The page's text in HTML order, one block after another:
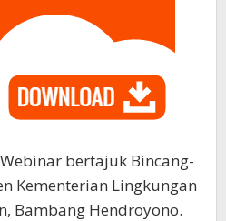
bertajuk Bincang-
Kementerian Lingkungan
Bambang Hendroyono.